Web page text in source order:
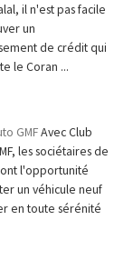
il n'est pas facile
un
de crédit qui
le Coran ...
GMFAvec Club
les sociétaires de
ont l'opportunité
un véhicule neuf
en toute sérénité